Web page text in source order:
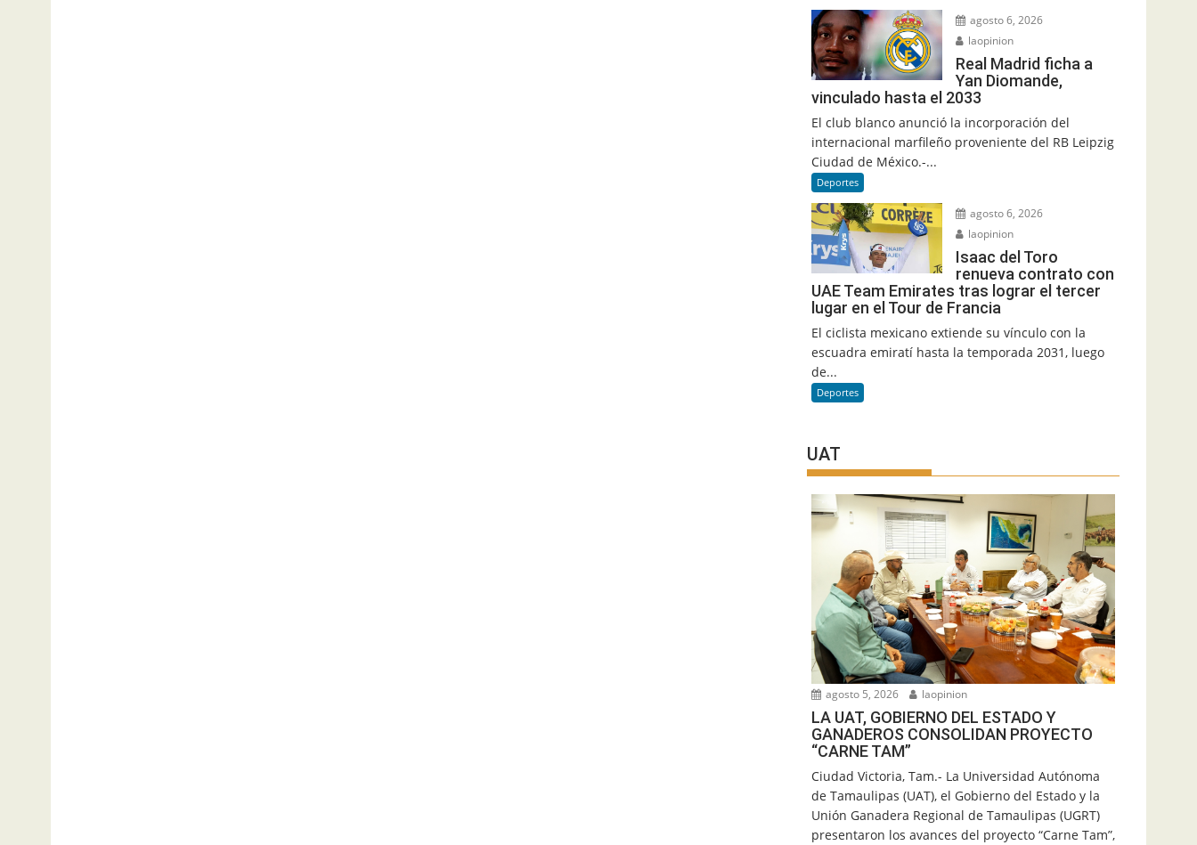
agosto 6, 2026
laopinion
Real Madrid ficha a
Yan Diomande,
vinculado hasta el 2033
El club blanco anunció la incorporación del
internacional marfileño proveniente del RB Leipzig
Ciudad de México.-...
Deportes
agosto 6, 2026
laopinion
Isaac del Toro
renueva contrato con
UAE Team Emirates tras lograr el tercer
lugar en el Tour de Francia
El ciclista mexicano extiende su vínculo con la
escuadra emiratí hasta la temporada 2031, luego
de...
Deportes
UAT
agosto 5, 2026 laopinion
LA UAT, GOBIERNO DEL ESTADO Y
GANADEROS CONSOLIDAN PROYECTO
“CARNE TAM”
Ciudad Victoria, Tam.- La Universidad Autónoma
de Tamaulipas (UAT), el Gobierno del Estado y la
Unión Ganadera Regional de Tamaulipas (UGRT)
presentaron los avances del proyecto “Carne Tam”,